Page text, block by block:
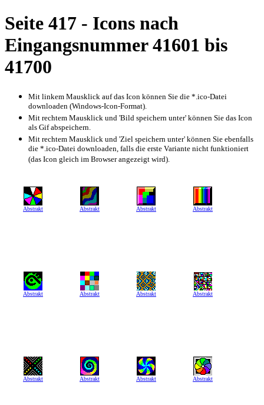
Seite 417 - Icons nach
Eingangsnummer 41601 bis
41700
Mit linkem Mausklick auf das Icon können Sie die *.ico-Datei
downloaden (Windows-Icon-Format).
Mit rechtem Mausklick und 'Bild speichern unter' können Sie das Icon
als Gif abspeichern.
Mit rechtem Mausklick und 'Ziel speichern unter' können Sie ebenfalls
die *.ico-Datei downloaden, falls die erste Variante nicht funktioniert
(das Icon gleich im Browser angezeigt wird).
Abstrakt Abstrakt Abstrakt Abstrakt
Abstrakt Abstrakt Abstrakt Abstrakt
Abstrakt Abstrakt Abstrakt Abstrakt